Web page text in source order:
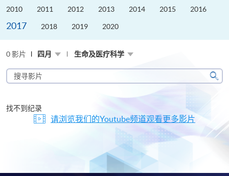
2010 2011 2012 2013 2014 2015 2016
2017 2018 2019 2020
0 影片 四月 生命及医疗科学
搜
寻
片
搜
找不到纪录
请浏览我们的Youtube频道观看更多影片